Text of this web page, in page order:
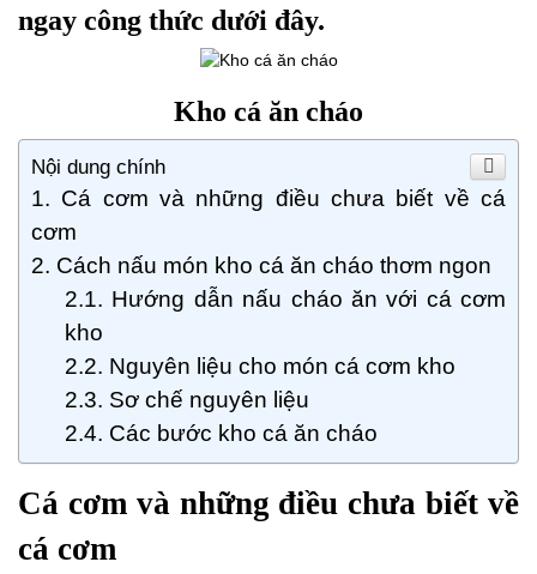
ngay công thức dưới đây.
Kho cá ăn cháo
Nội dung chính
Cá cơm và những điều chưa biết về cá
cơm
Cách nấu món kho cá ăn cháo thơm ngon
Hướng dẫn nấu cháo ăn với cá cơm
kho
Nguyên liệu cho món cá cơm kho
Sơ chế nguyên liệu
Các bước kho cá ăn cháo
Cá cơm và những điều chưa biết về
cá cơm